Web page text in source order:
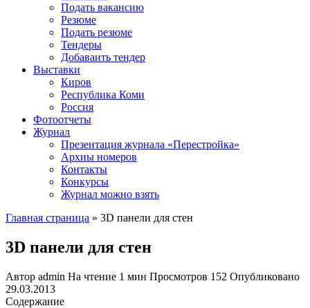
Подать вакансию
Резюме
Подать резюме
Тендеры
Добаваить тендер
Выставки
Киров
Республика Коми
Россия
Фотоотчеты
Журнал
Презентация журнала «Перестройка»
Архиы номеров
Контакты
Конкурсы
Журнал можно взять
Главная страница » 3D панели для стен
3D панели для стен
Автор admin На чтение 1 мин Просмотров 152 Опубликовано
29.03.2013
Содержание